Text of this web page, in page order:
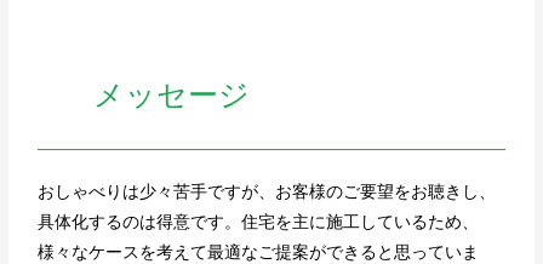
メッセージ
おしゃべりは少々苦手ですが、お客様のご要望をお聴きし、
具体化するのは得意です。住宅を主に施工しているため、
様々なケースを考えて最適なご提案ができると思っていま